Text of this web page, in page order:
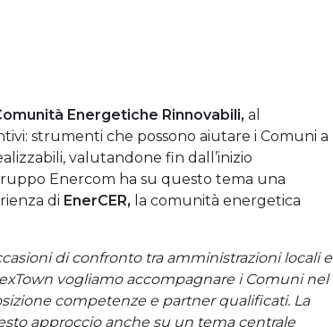
Energetiche Rinnovabili, al
strumenti che possono aiutare i Comuni a
valutandone fin dall’inizio
Enercom ha su questo tema una
di EnerCER, la comunità energetica
di confronto tra amministrazioni locali e
vogliamo accompagnare i Comuni nel
competenze e partner qualificati. La
approccio anche su un tema centrale